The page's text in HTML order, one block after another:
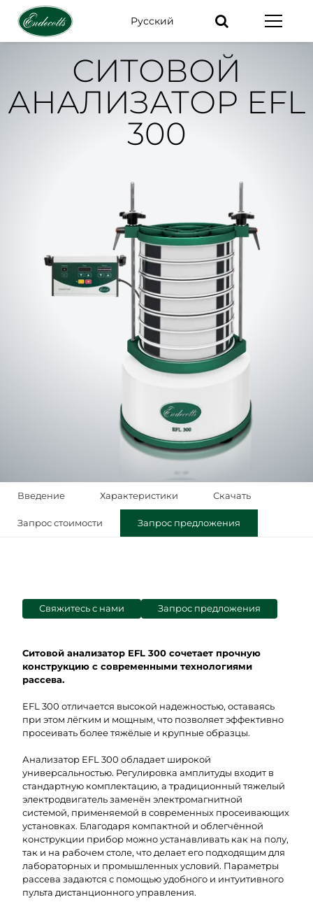
Pусский
СИТОВОЙ
АНАЛИЗАТОР EFL
300
Введение Характеристики Скачать
Запрос стоимости Запрос предложения
Свяжитесь с нами Запрос предложения
Ситовой анализатор EFL 300 сочетает прочную
конструкцию с современными технологиями
рассева.
EFL 300 отличается высокой надежностью, оставаясь
при этом лёгким и мощным, что позволяет эффективно
просеивать более тяжёлые и крупные образцы.
Анализатор EFL 300 обладает широкой
универсальностью. Регулировка амплитуды входит в
стандартную комплектацию, а традиционный тяжелый
электродвигатель заменён электромагнитной
системой, применяемой в современных просеивающих
установках. Благодаря компактной и облегчённой
конструкции прибор можно устанавливать как на полу,
так и на рабочем столе, что делает его подходящим для
лабораторных и промышленных условий. Параметры
рассева задаются с помощью удобного и интуитивного
пульта дистанционного управления.
Ключевые
слова